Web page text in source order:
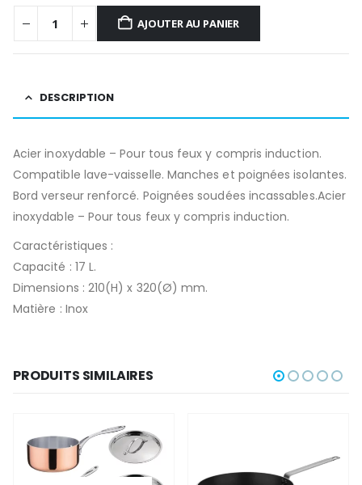
AJOUTER AU PANIER
DESCRIPTION
Acier inoxydable – Pour tous feux y compris induction.
Compatible lave-vaisselle. Manches et poignées isolantes.
Bord verseur renforcé. Poignées soudées incassables.Acier
inoxydable – Pour tous feux y compris induction.
Caractéristiques :
Capacité : 17 L.
Dimensions : 210(H) x 320(Ø) mm.
Matière : Inox
PRODUITS SIMILAIRES